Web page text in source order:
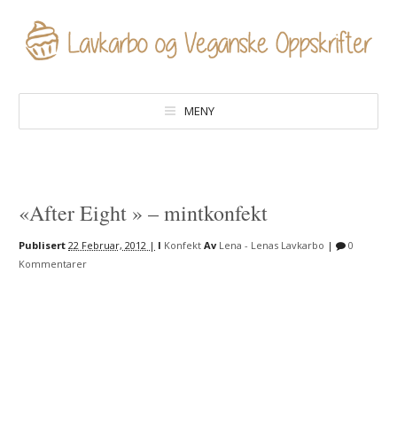
MENY
«After Eight » – mintkonfekt
Publisert22 Februar, 2012 | I Konfekt Av Lena - Lenas Lavkarbo |
0
Kommentarer